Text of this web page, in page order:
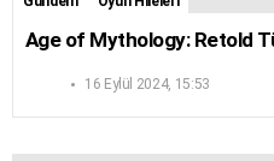
Age of Mythology: Retold
16 Eylül 2024, 15:53